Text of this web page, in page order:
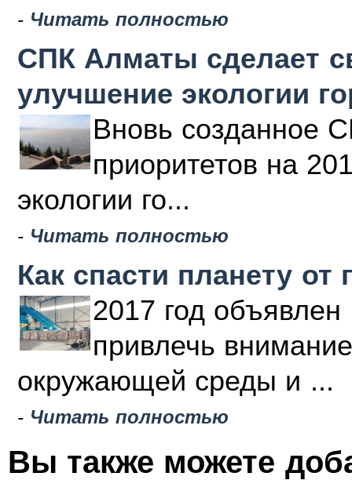
- Читать полностью
СПК Алматы сделает
улучшение экологии
Вновь созданное
приоритетов на
экологии го...
- Читать полностью
Как спасти планету от
2017 год объявлен
привлечь
окружающей среды и ...
- Читать полностью
Вы также можете